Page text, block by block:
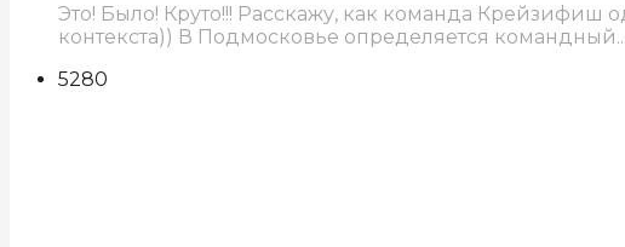
Это! Было! Круто!!! Расскажу, как команда
контекста)) В Подмосковье определяется командный...
5280